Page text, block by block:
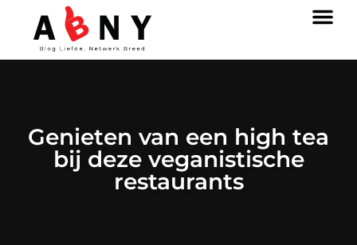
Genieten van een high tea
bij deze veganistische
restaurants